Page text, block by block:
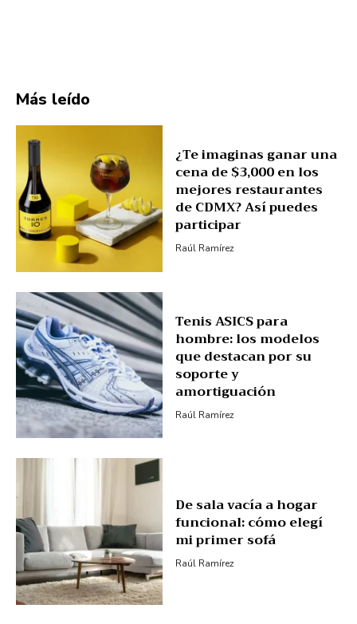
Más leído
¿Te imaginas ganar una
cena de $3,000 en los
mejores restaurantes
de CDMX? Así puedes
participar
Raúl Ramírez
Tenis ASICS para
hombre: los modelos
que destacan por su
soporte y
amortiguación
Raúl Ramírez
De sala vacía a hogar
funcional: cómo elegí
mi primer sofá
Raúl Ramírez